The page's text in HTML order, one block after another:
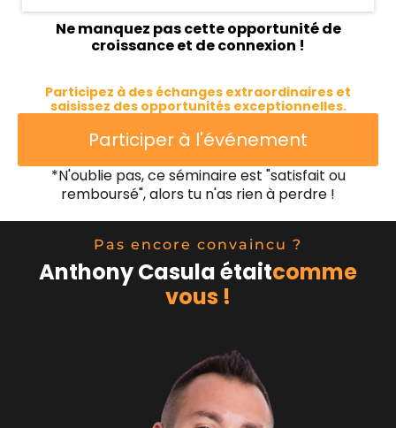
Ne manquez pas cette opportunité de
croissance et de connexion !
Participez à des échanges extraordinaires et
saisissez des opportunités exceptionnelles.
Participer à l'événement
*N'oublie pas, ce séminaire est "satisfait ou
remboursé", alors tu n'as rien à perdre !
Pas encore convaincu ?
Anthony Casula étaitcomme
vous !